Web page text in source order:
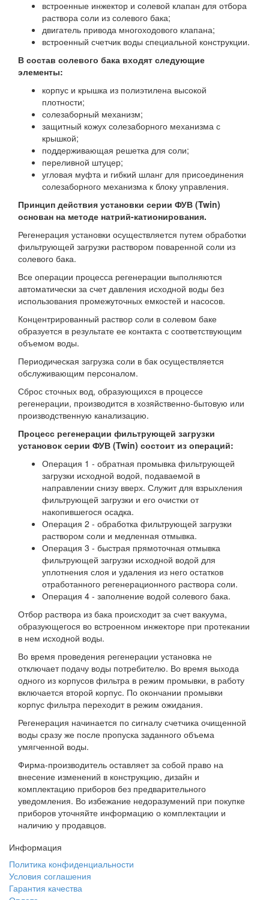
встроенные инжектор и солевой клапан для отбора
раствора соли из солевого бака;
двигатель привода многоходового клапана;
встроенный счетчик воды специальной конструкции.
В состав солевого бака входят следующие
элементы:
корпус и крышка из полиэтилена высокой
плотности;
солезаборный механизм;
защитный кожух солезаборного механизма с
крышкой;
поддерживающая решетка для соли;
переливной штуцер;
угловая муфта и гибкий шланг для присоединения
солезаборного механизма к блоку управления.
Принцип действия установки серии ФУВ (Twin)
основан на методе натрий-катионирования.
Регенерация установки осуществляется путем обработки
фильтрующей загрузки раствором поваренной соли из
солевого бака.
Все операции процесса регенерации выполняются
автоматически за счет давления исходной воды без
использования промежуточных емкостей и насосов.
Концентрированный раствор соли в солевом баке
образуется в результате ее контакта с соответствующим
объемом воды.
Периодическая загрузка соли в бак осуществляется
обслуживающим персоналом.
Сброс сточных вод, образующихся в процессе
регенерации, производится в хозяйственно-бытовую или
производственную канализацию.
Процесс регенерации фильтрующей загрузки
установок серии ФУВ (Twin) состоит из операций:
Операция 1 - обратная промывка фильтрующей
загрузки исходной водой, подаваемой в
направлении снизу вверх. Служит для взрыхления
фильтрующей загрузки и его очистки от
накопившегося осадка.
Операция 2 - обработка фильтрующей загрузки
раствором соли и медленная отмывка.
Операция 3 - быстрая прямоточная отмывка
фильтрующей загрузки исходной водой для
уплотнения слоя и удаления из него остатков
отработанного регенерационного раствора соли.
Операция 4 - заполнение водой солевого бака.
Отбор раствора из бака происходит за счет вакуума,
образующегося во встроенном инжекторе при протекании
в нем исходной воды.
Во время проведения регенерации установка не
отключает подачу воды потребителю. Во время выхода
одного из корпусов фильтра в режим промывки, в работу
включается второй корпус. По окончании промывки
корпус фильтра переходит в режим ожидания.
Регенерация начинается по сигналу счетчика очищенной
воды сразу же после пропуска заданного объема
умягченной воды.
Фирма-производитель оставляет за собой право на
внесение изменений в конструкцию, дизайн и
комплектацию приборов без предварительного
уведомления. Во избежание недоразумений при покупке
приборов уточняйте информацию о комплектации и
наличию у продавцов.
Информация
Политика конфиденциальности
Условия соглашения
Гарантия качества